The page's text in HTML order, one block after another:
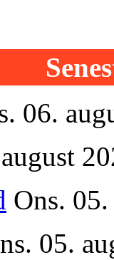
06.
Ons.
05.